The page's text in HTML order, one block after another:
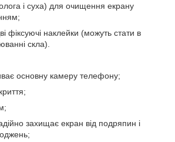
і суха) для очищення екрану
фіксуючі наклейки (можуть стати в
скла).
основну камеру телефону;
захищає екран від подряпин і